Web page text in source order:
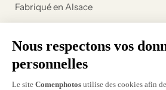
Fabriqué en Alsace